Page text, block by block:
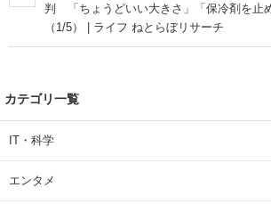
判 「ちょうどいい大きさ」「保冷剤を止
（1/5） | ライフ ねとらぼリサーチ
カテゴリ一覧
IT・科学
エンタメ